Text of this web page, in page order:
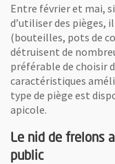
Entre février et mai,
d’utiliser des pièges,
(bouteilles, pots de
détruisent de
préférable de choisir
caractéristiques
type de piège est
apicole.
Le nid de frelons
public